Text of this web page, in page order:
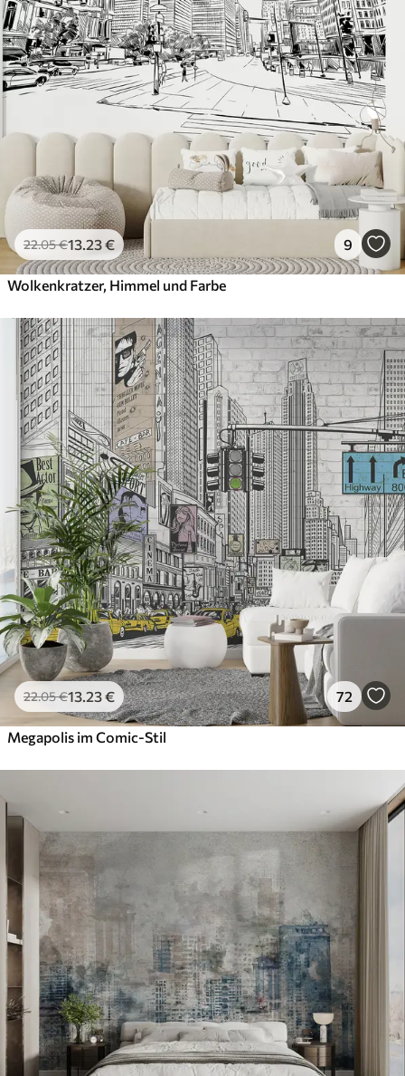
22.05€13 .23€ 9
Wolkenkratzer, Himmel und Farbe
22.05€13 .23€ 72
Megapolis im Comic-Stil